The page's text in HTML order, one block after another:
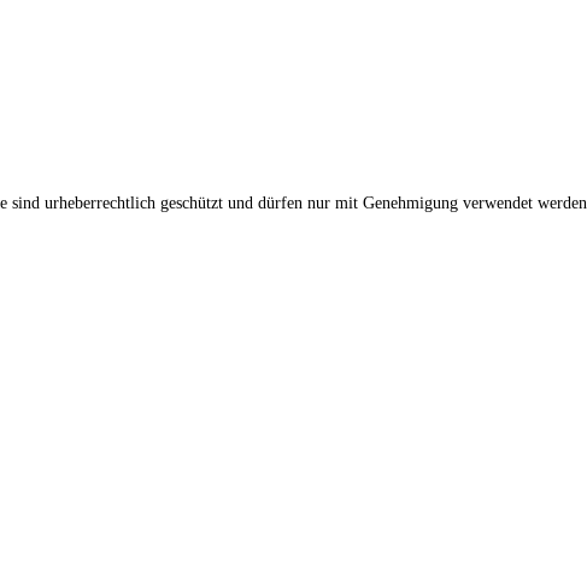
sind urheberrechtlich geschützt und dürfen nur mit Genehmigung verwendet werden.